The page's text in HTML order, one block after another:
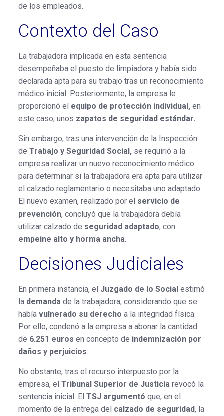
de los empleados.
Contexto del Caso
La trabajadora implicada en esta sentencia
desempeñaba el puesto de limpiadora y había sido
declarada apta para su trabajo tras un reconocimiento
médico inicial. Posteriormente, la empresa le
proporcionó el equipo de protección individual,en
este caso, unos zapatos de seguridad estándar.
Sin embargo, tras una intervención de la Inspección
de Trabajo y Seguridad Social,se requirió a la
empresa realizar un nuevo reconocimiento médico
para determinar si la trabajadora era apta para utilizar
el calzado reglamentario o necesitaba uno adaptado.
El nuevo examen, realizado por el servicio de
prevención, concluyó que la trabajadora debía
utilizar calzado de seguridad adaptado, con
empeine alto y horma ancha.
Decisiones Judiciales
En primera instancia, el Juzgado de lo Socialestimó
la demandade la trabajadora, considerando que se
había vulnerado su derecho a la integridad física.
Por ello, condenó a la empresa a abonar la cantidad
de 6.251 euros en concepto de indemnización por
daños y perjuicios.
No obstante, tras el recurso interpuesto por la
empresa, el Tribunal Superior de Justiciarevocó la
sentencia inicial. El TSJ argumentó que, en el
momento de la entrega del calzado de seguridad, la